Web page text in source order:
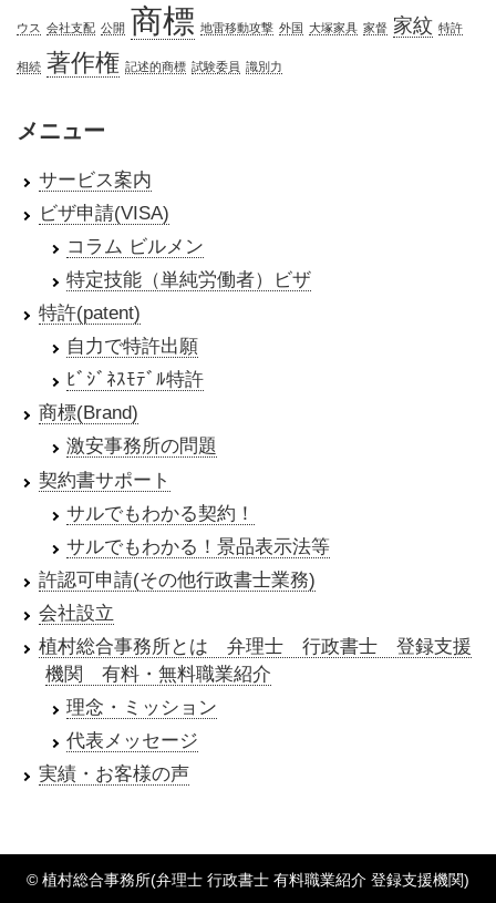
ウス 会社支配 公開 商標 地雷移動攻撃 外国 大塚家具 家督 家紋 特許
相続 著作権 記述的商標 試験委員 識別力
メニュー
サービス案内
ビザ申請(VISA)
コラム ビルメン
特定技能（単純労働者）ビザ
特許(patent)
自力で特許出願
ﾋﾞｼﾞﾈｽﾓﾃﾞﾙ特許
商標(Brand)
激安事務所の問題
契約書サポート
サルでもわかる契約！
サルでもわかる！景品表示法等
許認可申請(その他行政書士業務)
会社設立
植村総合事務所とは 弁理士 行政書士 登録支援
機関 有料・無料職業紹介
理念・ミッション
代表メッセージ
実績・お客様の声
© 植村総合事務所(弁理士 行政書士 有料職業紹介 登録支援機関)